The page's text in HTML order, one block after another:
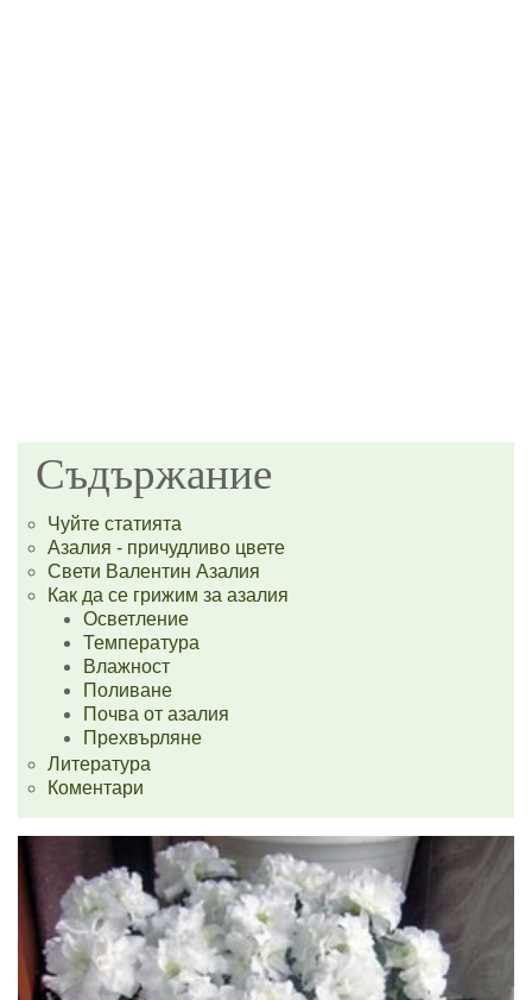
Съдържание
Чуйте статията
Азалия - причудливо цвете
Свети Валентин Азалия
Как да се грижим за азалия
Осветление
Температура
Влажност
Поливане
Почва от азалия
Прехвърляне
Литература
Коментари